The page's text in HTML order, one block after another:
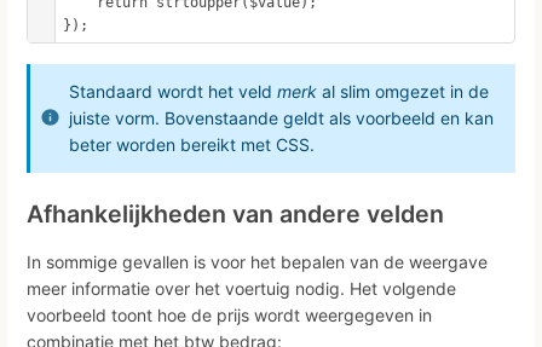
});
Standaard wordt het veld merk al slim omgezet in de
juiste vorm. Bovenstaande geldt als voorbeeld en kan
beter worden bereikt met CSS.
Afhankelijkheden van andere velden
In sommige gevallen is voor het bepalen van de weergave
meer informatie over het voertuig nodig. Het volgende
voorbeeld toont hoe de prijs wordt weergegeven in
combinatie met het btw bedrag: